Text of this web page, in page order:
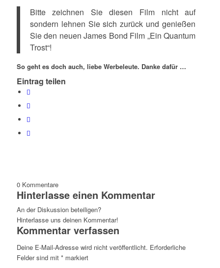
Bitte zeichnen Sie diesen Film nicht auf
sondern lehnen Sie sich zurück und genießen
Sie den neuen James Bond Film „Ein Quantum
Trost“!
So geht es doch auch, liebe Werbeleute. Danke dafür …
Eintrag teilen
0 Kommentare
Hinterlasse einen Kommentar
An der Diskussion beteiligen?
Hinterlasse uns deinen Kommentar!
Kommentar verfassen
Deine E-Mail-Adresse wird nicht veröffentlicht. Erforderliche
Felder sind mit *markiert